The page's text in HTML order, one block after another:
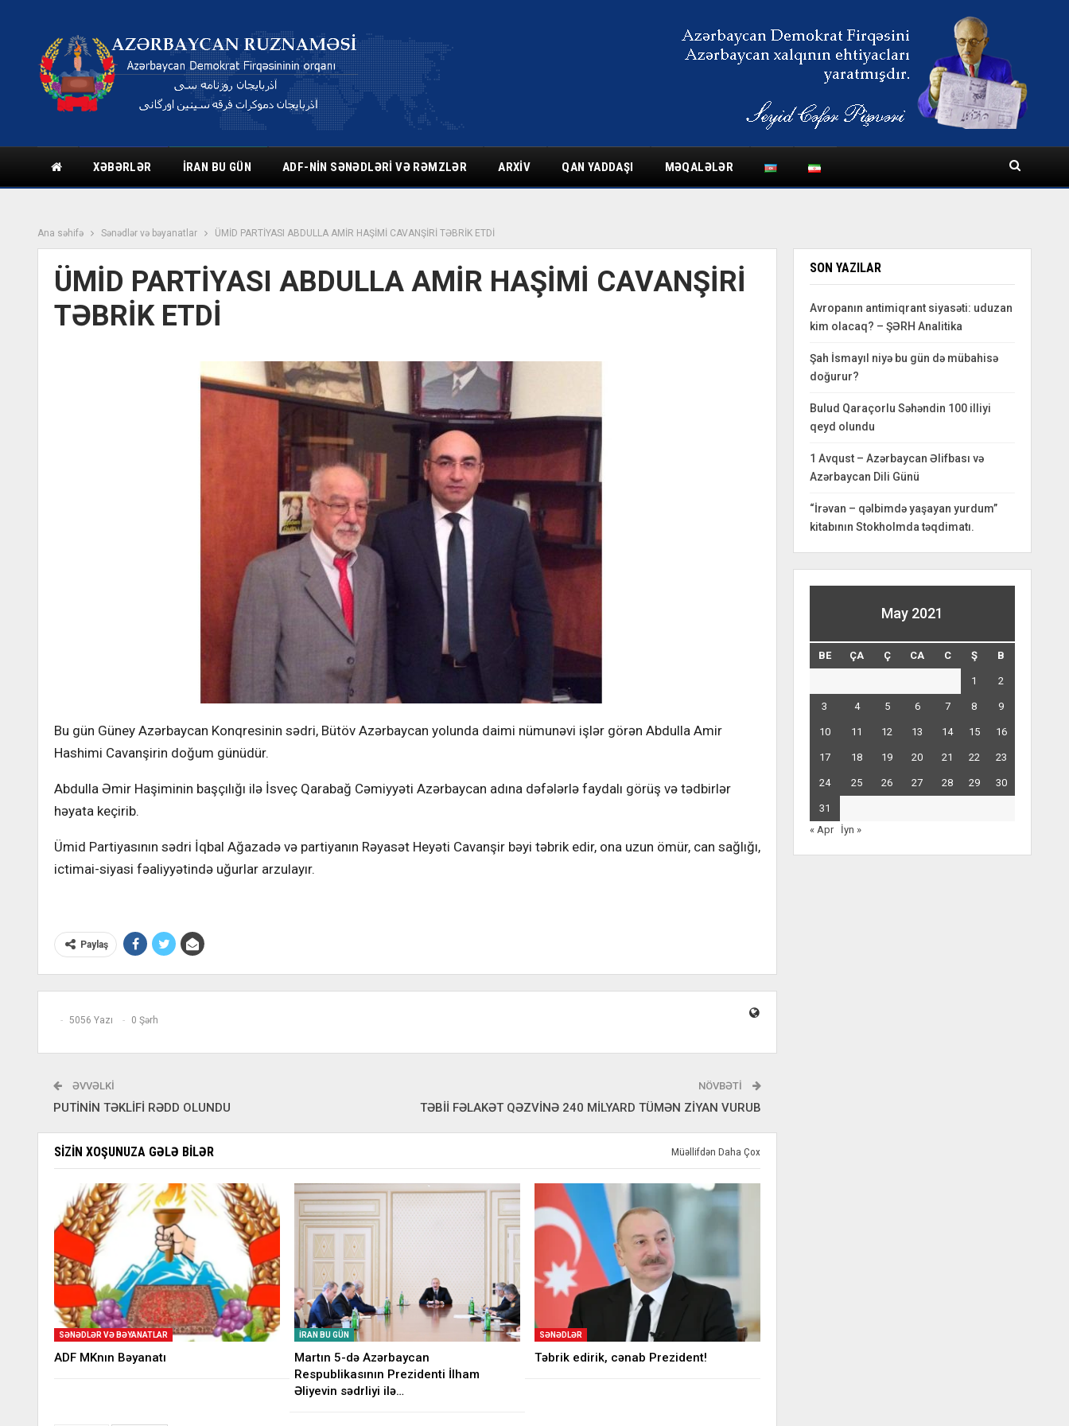
XƏBƏRLƏR İRAN BU GÜN ADF-NIN SƏNƏDLƏRI VƏ RƏMZLƏR ARXIV QAN YADDAŞI MƏQALƏLƏR
Ana səhifə Sənədlər və bəyanatlar ÜMİD PARTİYASI ABDULLA AMİR HAŞİMİ CAVANŞİRİ TƏBRİK ETDİ
ÜMİD PARTİYASI ABDULLA AMİR HAŞİMİ CAVANŞİRİ
TƏBRİK ETDİ
Bu gün Güney Azərbaycan Konqresinin sədri, Bütöv Azərbaycan yolunda daimi nümunəvi işlər görən Abdulla Amir
Hashimi Cavanşirin doğum günüdür.
Abdulla Əmir Haşiminin başçılığı ilə İsveç Qarabağ Cəmiyyəti Azərbaycan adına dəfələrlə faydalı görüş və tədbirlər
həyata keçirib.
Ümid Partiyasının sədri İqbal Ağazadə və partiyanın Rəyasət Heyəti Cavanşir bəyi təbrik edir, ona uzun ömür, can sağlığı,
ictimai-siyasi fəaliyyətində uğurlar arzulayır.
Paylaş
5056 Yazı 0 Şərh
ƏVVƏLKI
PUTİNİN TƏKLİFİ RƏDD OLUNDU
NÖVBƏTI
TƏBİİ FƏLAKƏT QƏZVİNƏ 240 MİLYARD TÜMƏN ZİYAN VURUB
SIZIN XOŞUNUZA GƏLƏ BILƏR Müəllifdən Daha Çox
SƏNƏDLƏR VƏ BƏYANATLAR
ADF MKnın Bəyanatı
İRAN BU GÜN
Martın 5-də Azərbaycan
Respublikasının Prezidenti İlham
Əliyevin sədrliyi ilə…
SƏNƏDLƏR
Təbrik edirik, cənab Prezident!
SON YAZILAR
Avropanın antimiqrant siyasəti: uduzan
kim olacaq? – ŞƏRH Analitika
Şah İsmayıl niyə bu gün də mübahisə
doğurur?
Bulud Qaraçorlu Səhəndin 100 illiyi
qeyd olundu
1 Avqust – Azərbaycan Əlifbası və
Azərbaycan Dili Günü
“İrəvan – qəlbimdə yaşayan yurdum”
kitabının Stokholmda təqdimatı.
May 2021
BE ÇA Ç CA C Ş B
1 2
3 4 5 6 7 8 9
10 11 12 13 14 15 16
17 18 19 20 21 22 23
24 25 26 27 28 29 30
31
« Apr
İyn »